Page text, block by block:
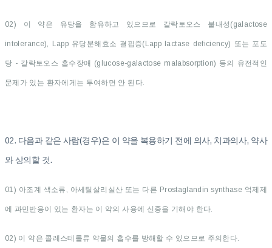
02) 이 약은 유당을 함유하고 있으므로 갈락토오스 불내성(galactose
intolerance), Lapp 유당분해효소 결핍증(Lapp lactase deficiency) 또는 포도
당 - 갈락토오스 흡수장애 (glucose-galactose malabsorption) 등의 유전적인
문제가 있는 환자에게는 투여하면 안 된다.
02. 다음과 같은 사람(경우)은 이 약을 복용하기 전에 의사, 치과의사, 약사
와 상의할 것.
01) 아조계 색소류, 아세틸살리실산 또는 다른 Prostaglandin synthase 억제제
에 과민반응이 있는 환자는 이 약의 사용에 신중을 기해야 한다.
02) 이 약은 콜레스테롤류 약물의 흡수를 방해할 수 있으므로 주의한다.